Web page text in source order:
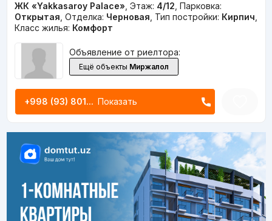
ЖК «Yakkasaroy Palace» Этаж: 4/12 Парковка:
Открытая Отделка: Черновая Тип постройки: Кирпич
Класс жилья: Комфорт
Объявление от риелтора:
Ещё объекты Миржалол
+998 (93) 801... Показать